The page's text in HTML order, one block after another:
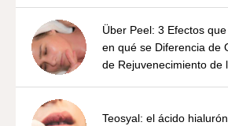
Über Peel: 3 Efectos
en qué se Diferencia de
de Rejuvenecimiento de
Teosyal: el ácido